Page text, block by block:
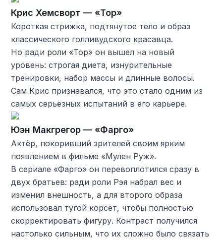
Крис Хемсворт — «Тор»
Короткая стрижка, подтянутое тело и образ
классического голливудского красавца.
Но ради роли «Тор» он вышел на новый
уровень: строгая диета, изнурительные
тренировки, набор массы и длинные волосы.
Сам Крис признавался, что это стало одним из
самых серьёзных испытаний в его карьере.
Юэн Макгрегор — «Фарго»
Актёр, покоривший зрителей своим ярким
появлением в фильме «Мулен Руж».
В сериале «Фарго» он перевоплотился сразу в
двух братьев: ради роли Рэя набрал вес и
изменил внешность, а для второго образа
использовал тугой корсет, чтобы полностью
скорректировать фигуру. Контраст получился
настолько сильным, что их сложно было связать